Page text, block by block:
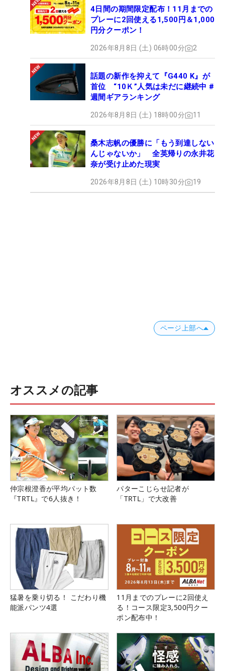
4日間の期間限定配布！11月までの
プレーに2回使える1,500円＆1,000
円分クーポン！
2026年8月8日 (土) 06時00分 2
話題の新作を抑えて『G440 K』が
首位 “10Ｋ”人気は未だに継続中 #
週間ギアランキング
2026年8月8日 (土) 18時00分 11
桑木志帆の優勝に「もう到達しない
んじゃないか」 全英帰りの永井花
奈が受け止めた現実
2026年8月8日 (土) 10時30分 19
ページ上部へ
オススメの記事
仲宗根澄香が平均パット数
『TRTL』で6人抜き！
パターこじらせ記者が
「TRTL」で大改善
猛暑を乗り切る！ こだわり機
能派パンツ4選
11月までのプレーに2回使え
る！コース限定3,500円クー
ポン配布中！